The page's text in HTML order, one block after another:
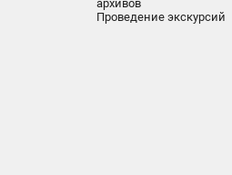
архивов
Проведение экскурсий